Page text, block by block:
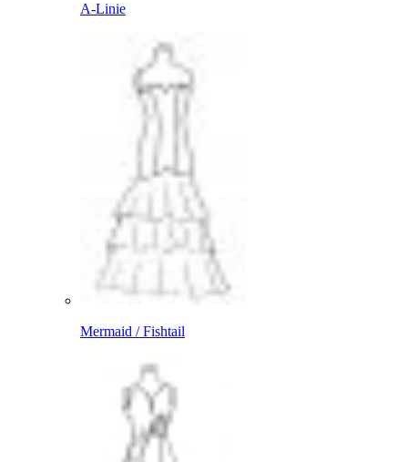
A-Linie
Mermaid / Fishtail